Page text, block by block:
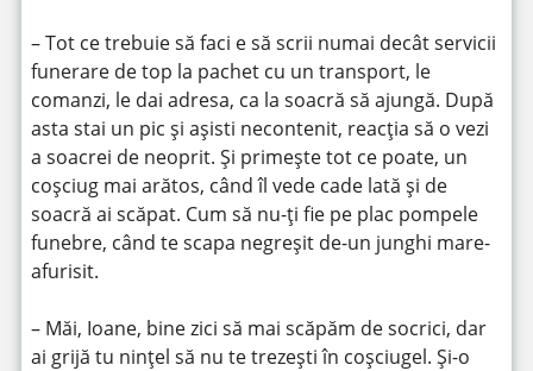
– Tot ce trebuie să faci e să scrii numai decât servicii
funerare de top la pachet cu un transport, le
comanzi, le dai adresa, ca la soacră să ajungă. După
asta stai un pic și așisti necontenit, reacția să o vezi
a soacrei de neoprit. Și primește tot ce poate, un
coșciug mai arătos, când îl vede cade lată și de
soacră ai scăpat. Cum să nu-ți fie pe plac pompele
funebre, când te scapa negreșit de-un junghi mare-
afurisit.
– Măi, Ioane, bine zici să mai scăpăm de socrici, dar
ai grijă tu nințel să nu te trezești în coșciugel. Și-o